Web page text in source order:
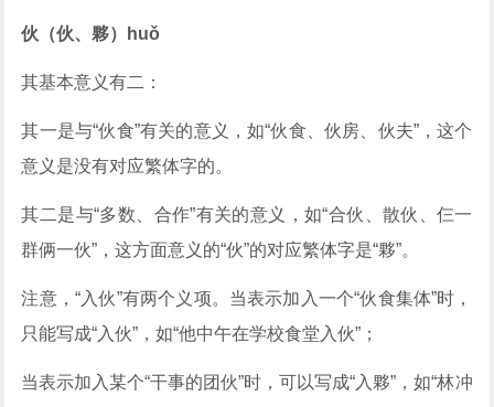
伙（伙、夥）huǒ
其基本意义有二：
其一是与“伙食”有关的意义，如“伙食、伙房、伙夫”，这个
意义是没有对应繁体字的。
其二是与“多数、合作”有关的意义，如“合伙、散伙、仨一
群俩一伙”，这方面意义的“伙”的对应繁体字是“夥”。
注意，“入伙”有两个义项。当表示加入一个“伙食集体”时，
只能写成“入伙”，如“他中午在学校食堂入伙”；
当表示加入某个“干事的团伙”时，可以写成“入夥”，如“林冲